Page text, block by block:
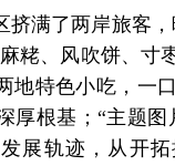
挤满了两岸旅客
粩、风吹饼、寸
地特色小吃，一
厚根基；“主题图
展轨迹，从开